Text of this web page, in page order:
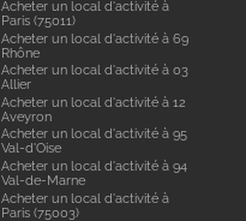
Acheter un local d'activité à
Paris (75011)
Acheter un local d'activité à 69
Rhône
Acheter un local d'activité à 03
Allier
Acheter un local d'activité à 12
Aveyron
Acheter un local d'activité à 95
Val-d'Oise
Acheter un local d'activité à 94
Val-de-Marne
Acheter un local d'activité à
Paris (75003)